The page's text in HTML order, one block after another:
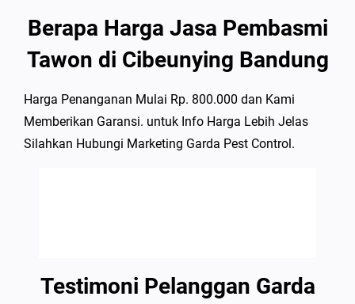
Berapa Harga Jasa Pembasmi
Tawon di Cibeunying Bandung
Harga Penanganan Mulai Rp. 800.000 dan Kami
Memberikan Garansi. untuk Info Harga Lebih Jelas
Silahkan Hubungi Marketing Garda Pest Control.
Testimoni Pelanggan Garda